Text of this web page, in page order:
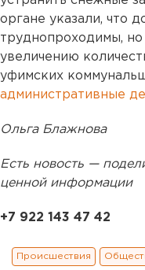
органе указали, что
труднопроходимы,
увеличению
уфимских
административные
Ольга Блажнова
Есть новость —
ценной информации
+7 922 143 47 42
Происшествия